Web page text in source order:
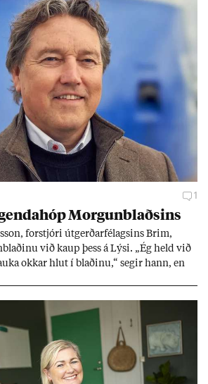
1
Morg­un­blaðs­ins
for­stjóri út­gerð­ar­fé­lags­ins Brim,
við kaup þess á Lýsi. „Ég held við
okk­ar hlut í blað­inu,“ seg­ir hann, en